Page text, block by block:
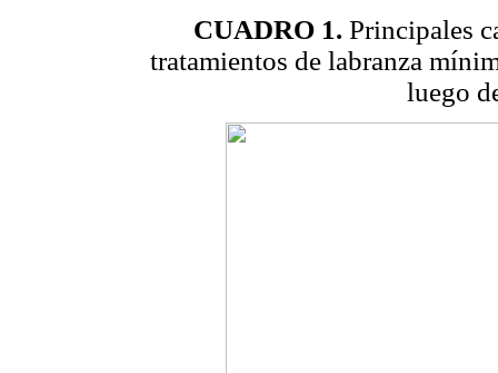
CUADRO 1. Principales
tratamientos de labranza
luego